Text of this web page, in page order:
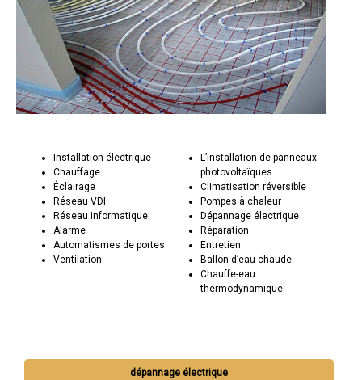
Installation électrique
Chauffage
Éclairage
Réseau VDI
Réseau informatique
Alarme
Automatismes de portes
Ventilation
L’installation de panneaux
photovoltaïques
Climatisation réversible
Pompes à chaleur
Dépannage électrique
Réparation
Entretien
Ballon d’eau chaude
Chauffe-eau
thermodynamique
dépannage électrique